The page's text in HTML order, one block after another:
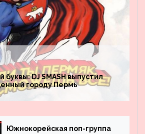
буквы: DJ SMASH выпустил
городу Пермь
Южнокорейская поп-группа